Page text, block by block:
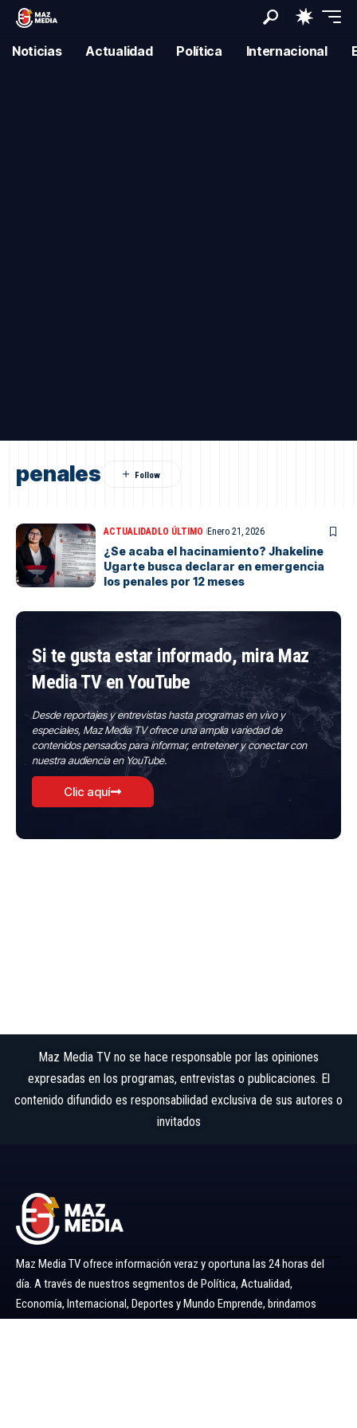
Noticias Actualidad Política Internacional
penales
ACTUALIDADLO ÚLTIMO Enero 21, 2026
¿Se acaba el hacinamiento? Jhakeline
Ugarte busca declarar en emergencia
los penales por 12 meses
Si te gusta estar informado, mira Maz
Media TV en YouTube
Desde reportajes y entrevistas hasta programas en vivo y
especiales, Maz Media TV ofrece una amplia variedad de
contenidos pensados para informar, entretener y conectar con
nuestra audiencia en YouTube.
Clic aquí
Maz Media TV no se hace responsable por las opiniones
expresadas en los programas, entrevistas o publicaciones. El
contenido difundido es responsabilidad exclusiva de sus autores o
invitados
Maz Media TV ofrece información veraz y oportuna las 24 horas del
día. A través de nuestros segmentos de Política, Actualidad,
Economía, Internacional, Deportes y Mundo Emprende, brindamos
noticias y análisis confiables para mantenerlo siempre informado.